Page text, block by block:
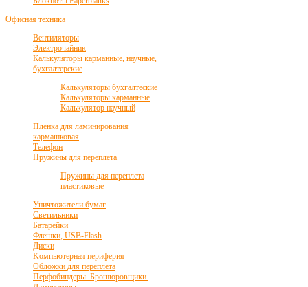
Офисная техника
Вентиляторы
Электрочайник
Калькуляторы карманные, научные,
бухгалтерские
Калькуляторы бухгалтеские
Калькуляторы карманные
Калькулятор научный
Пленка для ламинирования
кармашковая
Телефон
Пружины для переплета
Пружины для переплета
пластиковые
Уничтожители бумаг
Светильники
Батарейки
Флешки, USB-Flash
Диски
Kомпьютерная периферия
Обложки для переплета
Перфобиндеры. Брошюровщики.